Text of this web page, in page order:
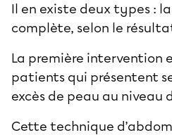
Il en existe deux types :
complète, selon le
La première intervention
patients qui présentent
excès de peau au niveau
Cette technique